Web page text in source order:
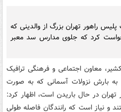
راهور تهران بزرگ از والدینی که
کرد که جلوی مدارس سد معبر
معاون اجتماعی و فرهنگی ترافیک
به بارش نزولات آسمانی که به صورت
در حال باریدن است، اظهار کرد:
و نیاز است که رانندگان فاصله طولی